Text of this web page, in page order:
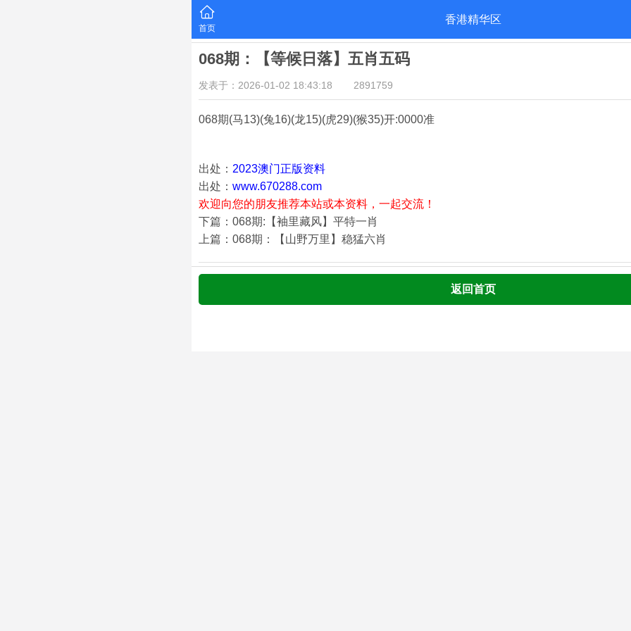
首页
香港精华区
068期：【等候日落】五肖五码
发表于：2026-01-02 18:43:18 2891759
068期(马13)(兔16)(龙15)(虎29)(猴35)开:0000准
出处： 2023澳门正版资料
出处： www.670288.com
欢迎向您的朋友推荐本站或本资料，一起交流！
下篇：068期:【袖里藏风】平特一肖
上篇：068期：【山野万里】稳猛六肖
返回首页